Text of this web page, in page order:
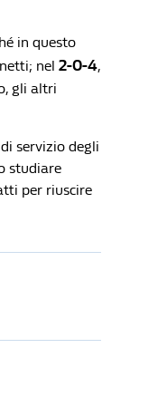
in questo
nel 2-0-4,
gli altri
servizio degli
studiare
per riuscire